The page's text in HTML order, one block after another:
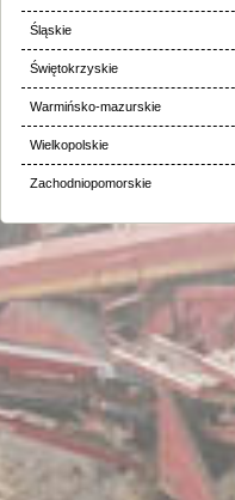
Śląskie
Świętokrzyskie
Warmińsko-mazurskie
Wielkopolskie
Zachodniopomorskie